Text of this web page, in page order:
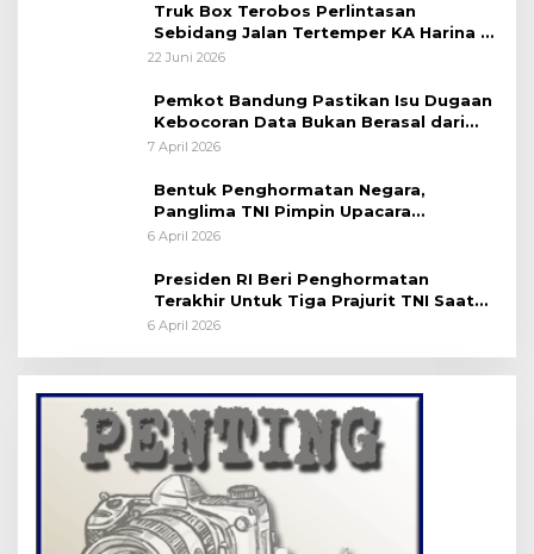
Truk Box Terobos Perlintasan
Sebidang Jalan Tertemper KA Harina di
Jalan Stasiun Poncol-Jrakah Semarang
22 Juni 2026
Pemkot Bandung Pastikan Isu Dugaan
Kebocoran Data Bukan Berasal dari
Server Disdukcapil
7 April 2026
Bentuk Penghormatan Negara,
Panglima TNI Pimpin Upacara
Pemakaman Militer
6 April 2026
Presiden RI Beri Penghormatan
Terakhir Untuk Tiga Prajurit TNI Saat
Persemayaman di Bandara Soekarno-
6 April 2026